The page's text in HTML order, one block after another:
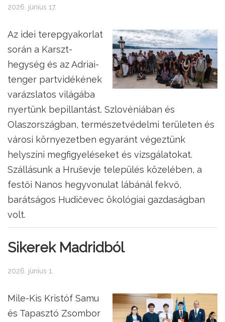
2026. június 17.
Az idei terepgyakorlat
során a Karszt-
hegység és az Adriai-
tenger partvidékének
varázslatos világába
nyertünk bepillantást. Szlovéniában és
Olaszországban, természetvédelmi területen és
városi környezetben egyaránt végeztünk
helyszíni megfigyeléseket és vizsgálatokat.
Szállásunk a Hruševje település közelében, a
festői Nanos hegyvonulat lábánál fekvő,
barátságos Hudičevec ökológiai gazdaságban
volt.
Sikerek Madridból
2026. június 1.
Mile-Kis Kristóf Samu
és Tapasztó Zsombor